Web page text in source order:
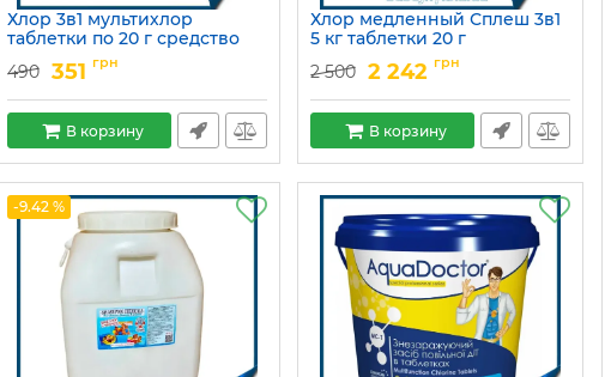
Хлор 3в1 мультихлор
таблетки по 20 г средство
для длительной
дезинфекции воды в
бассейне
Артикул:
490 351 грн
В корзину
Хлор медленный Сплеш 3в1
5 кг таблетки 20 г
Артикул: 15049678
2 500 2 242 грн
В корзину
-9.42 %